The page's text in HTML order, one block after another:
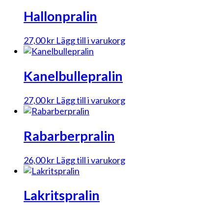
Hallonpralin
27,00kr Lägg till i varukorg
Kanelbullepralin
27,00kr Lägg till i varukorg
Rabarberpralin
26,00kr Lägg till i varukorg
Lakritspralin